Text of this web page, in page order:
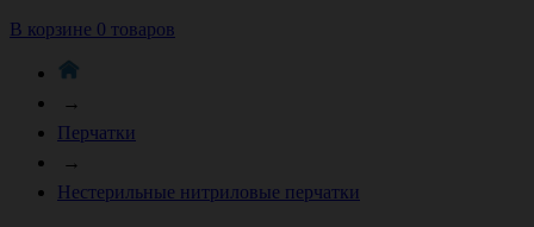
В корзине 0 товаров
→
Перчатки
→
Нестерильные нитриловые перчатки